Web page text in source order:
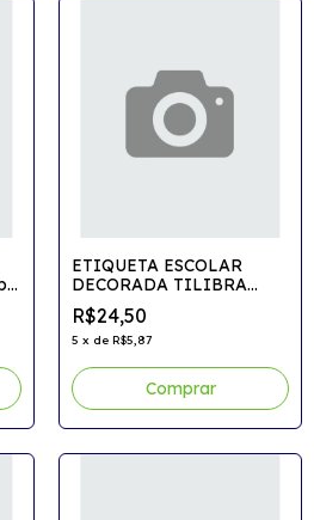
ETIQUETA ESCOLAR
DECORADA TILIBRA
Princesas C/8etiq.
R$24,50
5 x de R$5,87
Comprar